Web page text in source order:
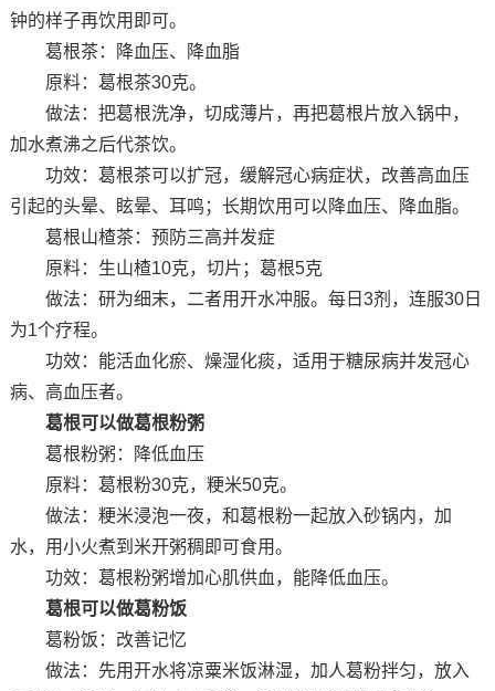
钟的样子再饮用即可。
葛根茶：降血压、降血脂
原料：葛根茶30克。
做法：把葛根洗净，切成薄片，再把葛根片放入锅中，
加水煮沸之后代茶饮。
功效：葛根茶可以扩冠，缓解冠心病症状，改善高血压
引起的头晕、眩晕、耳鸣；长期饮用可以降血压、降血脂。
葛根山楂茶：预防三高并发症
原料：生山楂10克，切片；葛根5克
做法：研为细末，二者用开水冲服。每日3剂，连服30日
为1个疗程。
功效：能活血化瘀、燥湿化痰，适用于糖尿病并发冠心
病、高血压者。
葛根可以做葛根粉粥
葛根粉粥：降低血压
原料：葛根粉30克，粳米50克。
做法：粳米浸泡一夜，和葛根粉一起放入砂锅内，加
水，用小火煮到米开粥稠即可食用。
功效：葛根粉粥增加心肌供血，能降低血压。
葛根可以做葛粉饭
葛粉饭：改善记忆
做法：先用开水将凉粟米饭淋湿，加人葛粉拌匀，放入